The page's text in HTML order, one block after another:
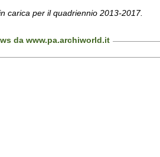
carica per il quadriennio 2013-2017.
da www.pa.archiworld.it